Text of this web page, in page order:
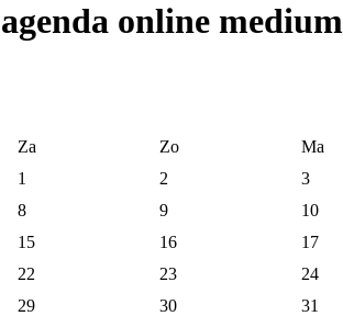
online
Za Zo Ma
1
2 3
8
9 10
15
16 17
22
23 24
29
30 31